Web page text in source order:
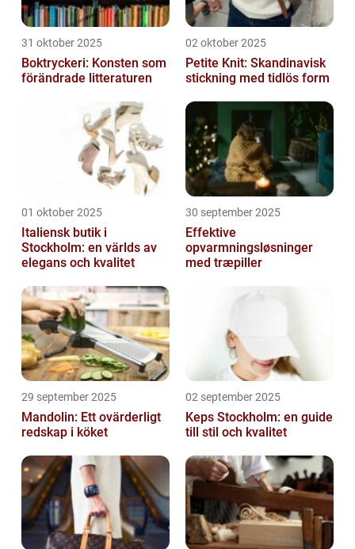
31 oktober 2025
Boktryckeri: Konsten som
förändrade litteraturen
02 oktober 2025
Petite Knit: Skandinavisk
stickning med tidlös form
01 oktober 2025
Italiensk butik i
Stockholm: en världs av
elegans och kvalitet
30 september 2025
Effektive
opvarmningsløsninger
med træpiller
29 september 2025
Mandolin: Ett ovärderligt
redskap i köket
02 september 2025
Keps Stockholm: en guide
till stil och kvalitet